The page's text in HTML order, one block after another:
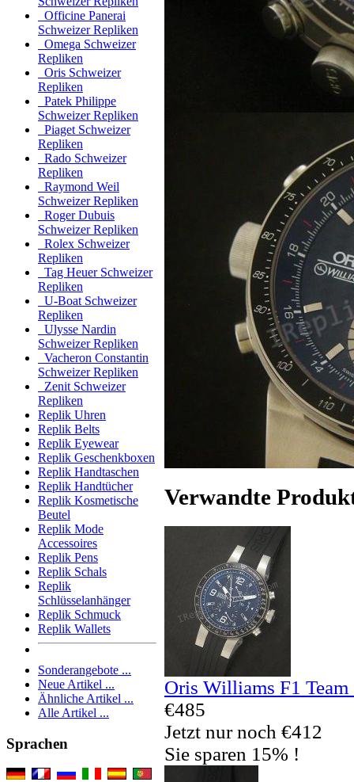
Officine Panerai
Schweizer Repliken
Omega Schweizer
Repliken
Oris Schweizer
Repliken
Patek Philippe
Schweizer Repliken
Piaget Schweizer
Repliken
Rado Schweizer
Repliken
Raymond Weil
Schweizer Repliken
Roger Dubuis
Schweizer Repliken
Rolex Schweizer
Repliken
Tag Heuer Schweizer
Repliken
U-Boat Schweizer
Repliken
Ulysse Nardin
Schweizer Repliken
Vacheron Constantin
Schweizer Repliken
Zenit Schweizer
Repliken
Replik Uhren
Replik Belts
Replik Eyewear
Replik Geschenkboxen
Replik Handtaschen
Replik Handtücher
Replik Kosmetische
Beutel
Replik Mode
Accessoires
Replik Pens
Replik Schals
Replik
Schlüsselanhänger
Replik Schmuck
Replik Wallets
Sonderangebote ...
Neue Artikel ...
Ähnliche Artikel ...
Alle Artikel ...
Sprachen
Verwandte
Oris Williams F1
€485
Jetzt nur noch €412
Sie sparen 15% !